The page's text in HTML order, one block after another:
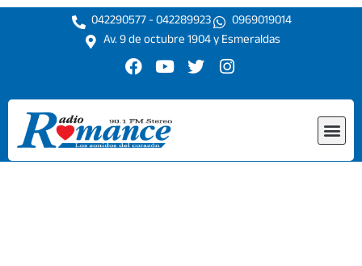
Ir
042290577 - 042289923
0969019014
Av. 9 de octubre 1904 y Esmeraldas
F
c
e
b
o
o
Y
u
t
u
b
e
T
i
r
I
s
r